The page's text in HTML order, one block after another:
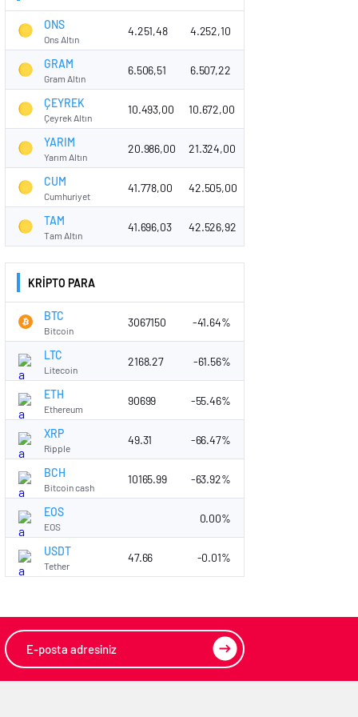
ONS
Ons Altın
4.251,48 4.252,10
GRAM
Gram Altın
6.506,51 6.507,22
ÇEYREK
Çeyrek Altın
10.493,00 10.672,00
YARIM
Yarım Altın
20.986,00 21.324,00
CUM
Cumhuriyet
41.778,00 42.505,00
TAM
Tam Altın
41.696,03 42.526,92
KRİPTO PARA
BTC
Bitcoin
3067150 -41.64%
LTC
Litecoin
2168.27 -61.56%
ETH
Ethereum
90699 -55.46%
XRP
Ripple
49.31 -66.47%
BCH
Bitcoin cash
10165.99 -63.92%
EOS
EOS
0.00%
USDT
Tether
47.66 -0.01%